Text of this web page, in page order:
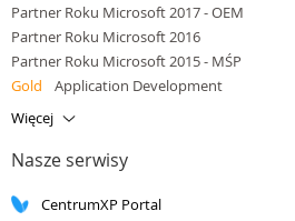
Partner Roku Microsoft 2017 - OEM
Partner Roku Microsoft 2016
Partner Roku Microsoft 2015 - MŚP
Gold
Application Development
Gold
Application Integration
Gold Cloud Productivity
Gold Small and Midmarket Cloud Solutions
Więcej
Nasze serwisy
CentrumXP Portal